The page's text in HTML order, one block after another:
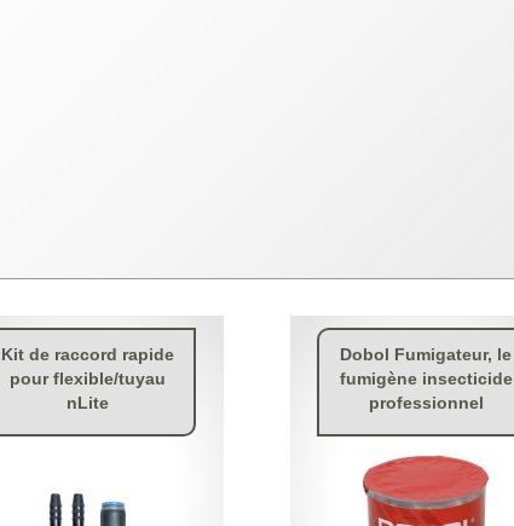
Kit de raccord rapide
pour flexible/tuyau
nLite
Dobol Fumigateur, le
fumigène insecticide
professionnel